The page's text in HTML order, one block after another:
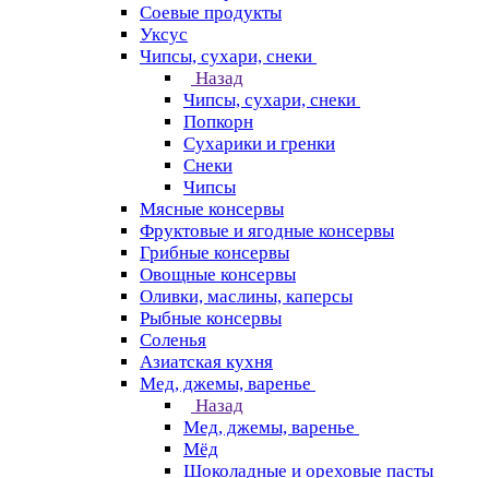
Соевые продукты
Уксус
Чипсы, сухари, снеки
Назад
Чипсы, сухари, снеки
Попкорн
Сухарики и гренки
Снеки
Чипсы
Мясные консервы
Фруктовые и ягодные консервы
Грибные консервы
Овощные консервы
Оливки, маслины, каперсы
Рыбные консервы
Соленья
Азиатская кухня
Мед, джемы, варенье
Назад
Мед, джемы, варенье
Мёд
Шоколадные и ореховые пасты